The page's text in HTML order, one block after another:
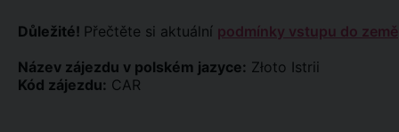
Důležité! Přečtěte si aktuální podmínky vstupu do země
Název zájezdu v polském jazyce: Złoto Istrii
Kód zájezdu: CAR